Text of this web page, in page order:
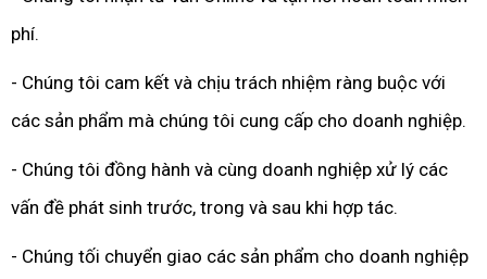
phí.
- Chúng tôi cam kết và chịu trách nhiệm ràng buộc với
các sản phẩm mà chúng tôi cung cấp cho doanh nghiệp.
- Chúng tôi đồng hành và cùng doanh nghiệp xử lý các
vấn đề phát sinh trước, trong và sau khi hợp tác.
- Chúng tối chuyển giao các sản phẩm cho doanh nghiệp